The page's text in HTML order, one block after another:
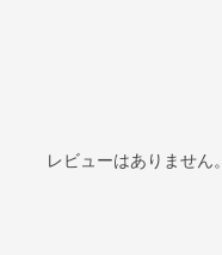
レビューはありません。